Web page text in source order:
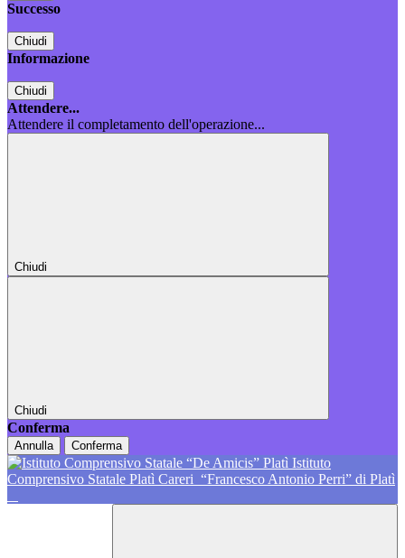
Successo
Chiudi
Informazione
Chiudi
Attendere...
Attendere il completamento dell'operazione...
Chiudi
Chiudi
Conferma
Annulla Conferma
Istituto
Comprensivo Statale Platì Careri “Francesco Antonio Perri” di Platì